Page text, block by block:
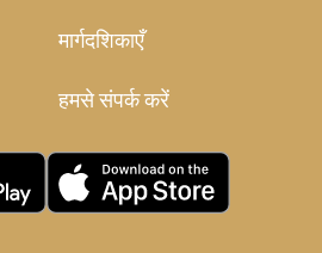
मार्गदशिकाएँ
हमसे संपर्क करें